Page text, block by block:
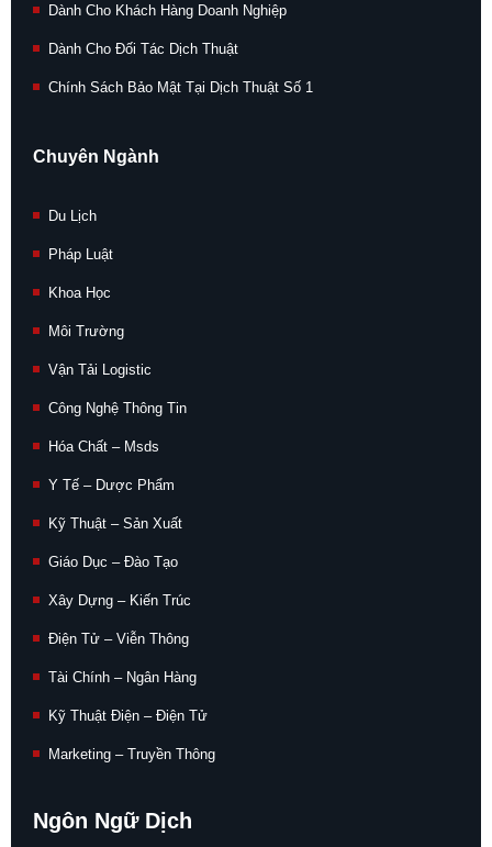
Dành Cho Khách Hàng Doanh Nghiệp
Dành Cho Đối Tác Dịch Thuật
Chính Sách Bảo Mật Tại Dịch Thuật Số 1
Chuyên Ngành
Du Lịch
Pháp Luật
Khoa Học
Môi Trường
Vận Tải Logistic
Công Nghệ Thông Tin
Hóa Chất – Msds
Y Tế – Dược Phẩm
Kỹ Thuật – Sản Xuất
Giáo Dục – Đào Tạo
Xây Dựng – Kiến Trúc
Điện Tử – Viễn Thông
Tài Chính – Ngân Hàng
Kỹ Thuật Điện – Điện Tử
Marketing – Truyền Thông
Ngôn Ngữ Dịch